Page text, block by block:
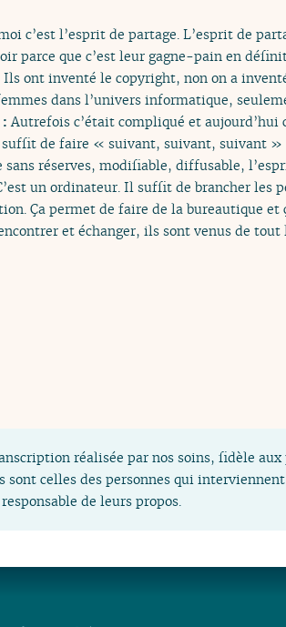
c’est l’esprit de partage. L’esprit de
parce que c’est leur gagne-pain en
Ils ont inventé le copyright, non on a
dans l’univers informatique,
Autrefois c’était compliqué et aujourd’hui
de faire « suivant, suivant, suivant » ;
réserves, modifiable, diffusable,
un ordinateur. Il suffit de brancher les
Ça permet de faire de la bureautique et
et échanger, ils sont venus de
réalisée par nos soins, fidèle
sont celles des personnes qui
de leurs propos.